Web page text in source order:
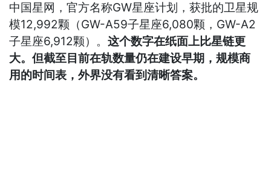
中国星网，官方名称GW星座计划，获批的卫星规
模12,992颗（GW-A59子星座6,080颗，GW-A2
子星座6,912颗）。这个数字在纸面上比星链更
大。但截至目前在轨数量仍在建设早期，规模商
用的时间表，外界没有看到清晰答案。